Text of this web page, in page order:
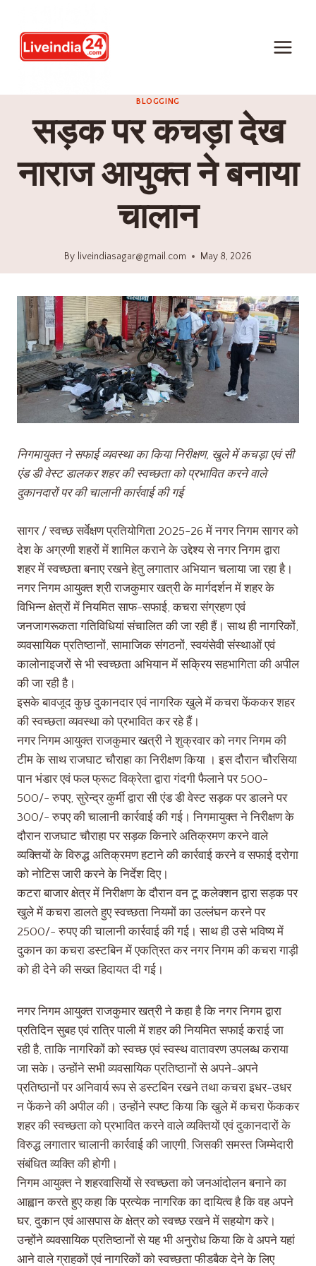
BLOGGING
सड़क पर कचड़ा देख
नाराज आयुक्त ने बनाया
चालान
By liveindiasagar@gmail.com May 8, 2026
निगमायुक्त ने सफाई व्यवस्था का किया निरीक्षण, खुले में कचड़ा एवं सी
एंड डी वेस्ट डालकर शहर की स्वच्छता को प्रभावित करने वाले
दुकानदारों पर की चालानी कार्रवाई की गई
सागर / स्वच्छ सर्वेक्षण प्रतियोगिता 2025-26 में नगर निगम सागर को
देश के अग्रणी शहरों में शामिल कराने के उद्देश्य से नगर निगम द्वारा
शहर में स्वच्छता बनाए रखने हेतु लगातार अभियान चलाया जा रहा है।
नगर निगम आयुक्त श्री राजकुमार खत्री के मार्गदर्शन में शहर के
विभिन्न क्षेत्रों में नियमित साफ-सफाई, कचरा संग्रहण एवं
जनजागरूकता गतिविधियां संचालित की जा रही हैं। साथ ही नागरिकों,
व्यवसायिक प्रतिष्ठानों, सामाजिक संगठनों, स्वयंसेवी संस्थाओं एवं
कालोनाइजरों से भी स्वच्छता अभियान में सक्रिय सहभागिता की अपील
की जा रही है।
इसके बावजूद कुछ दुकानदार एवं नागरिक खुले में कचरा फेंककर शहर
की स्वच्छता व्यवस्था को प्रभावित कर रहे हैं।
नगर निगम आयुक्त राजकुमार खत्री ने शुक्रवार को नगर निगम की
टीम के साथ राजघाट चौराहा का निरीक्षण किया । इस दौरान चौरसिया
पान भंडार एवं फल फ्रूट विक्रेता द्वारा गंदगी फैलाने पर 500-
500/- रुपए, सुरेन्द्र कुर्मी द्वारा सी एंड डी वेस्ट सड़क पर डालने पर
300/- रुपए की चालानी कार्रवाई की गई। निगमायुक्त ने निरीक्षण के
दौरान राजघाट चौराहा पर सड़क किनारे अतिक्रमण करने वाले
व्यक्तियों के विरुद्ध अतिक्रमण हटाने की कार्रवाई करने व सफाई दरोगा
को नोटिस जारी करने के निर्देश दिए।
कटरा बाजार क्षेत्र में निरीक्षण के दौरान वन टू कलेक्शन द्वारा सड़क पर
खुले में कचरा डालते हुए स्वच्छता नियमों का उल्लंघन करने पर
2500/- रुपए की चालानी कार्रवाई की गई। साथ ही उसे भविष्य में
दुकान का कचरा डस्टबिन में एकत्रित कर नगर निगम की कचरा गाड़ी
को ही देने की सख्त हिदायत दी गई।
नगर निगम आयुक्त राजकुमार खत्री ने कहा है कि नगर निगम द्वारा
प्रतिदिन सुबह एवं रात्रि पाली में शहर की नियमित सफाई कराई जा
रही है, ताकि नागरिकों को स्वच्छ एवं स्वस्थ वातावरण उपलब्ध कराया
जा सके। उन्होंने सभी व्यवसायिक प्रतिष्ठानों से अपने-अपने
प्रतिष्ठानों पर अनिवार्य रूप से डस्टबिन रखने तथा कचरा इधर-उधर
न फेंकने की अपील की। उन्होंने स्पष्ट किया कि खुले में कचरा फेंककर
शहर की स्वच्छता को प्रभावित करने वाले व्यक्तियों एवं दुकानदारों के
विरुद्ध लगातार चालानी कार्रवाई की जाएगी, जिसकी समस्त जिम्मेदारी
संबंधित व्यक्ति की होगी।
निगम आयुक्त ने शहरवासियों से स्वच्छता को जनआंदोलन बनाने का
आह्वान करते हुए कहा कि प्रत्येक नागरिक का दायित्व है कि वह अपने
घर, दुकान एवं आसपास के क्षेत्र को स्वच्छ रखने में सहयोग करे।
उन्होंने व्यवसायिक प्रतिष्ठानों से यह भी अनुरोध किया कि वे अपने यहां
आने वाले ग्राहकों एवं नागरिकों को स्वच्छता फीडबैक देने के लिए